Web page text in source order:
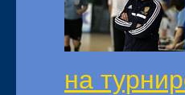
на